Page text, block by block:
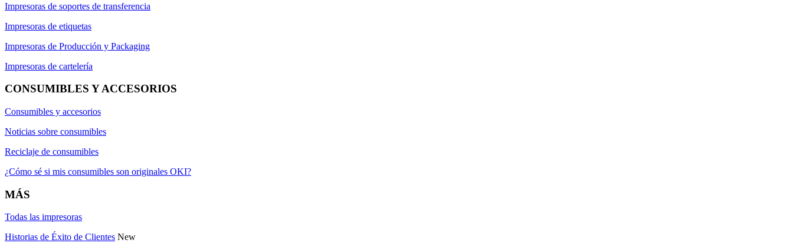
Impresoras de soportes de transferencia
Impresoras de etiquetas
Impresoras de Producción y Packaging
Impresoras de cartelería
CONSUMIBLES Y ACCESORIOS
Consumibles y accesorios
Noticias sobre consumibles
Reciclaje de consumibles
¿Cómo sé si mis consumibles son originales OKI?
MÁS
Todas las impresoras
Historias de Éxito de Clientes New